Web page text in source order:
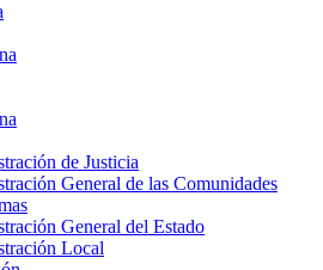
de Justicia
General de las Comunidades
General del Estado
Local